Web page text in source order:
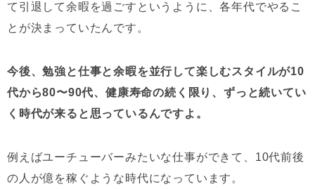
て引退して余暇を過ごすというように、各年代でやるこ
とが決まっていたんです。
今後、勉強と仕事と余暇を並行して楽しむスタイルが10
代から80〜90代、健康寿命の続く限り、ずっと続いてい
く時代が来ると思っているんですよ。
例えばユーチューバーみたいな仕事ができて、10代前後
の人が億を稼ぐような時代になっています。